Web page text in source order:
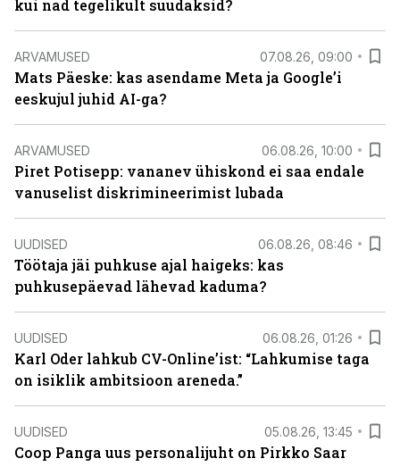
kui nad tegelikult suudaksid?
ARVAMUSED 07.08.26, 09:00
Mats Päeske: kas asendame Meta ja Google’i
eeskujul juhid AI-ga?
ARVAMUSED 06.08.26, 10:00
Piret Potisepp: vananev ühiskond ei saa endale
vanuselist diskrimineerimist lubada
UUDISED 06.08.26, 08:46
Töötaja jäi puhkuse ajal haigeks: kas
puhkusepäevad lähevad kaduma?
UUDISED 06.08.26, 01:26
Karl Oder lahkub CV-Online’ist: “Lahkumise taga
on isiklik ambitsioon areneda.”
UUDISED 05.08.26, 13:45
Coop Panga uus personalijuht on Pirkko Saar